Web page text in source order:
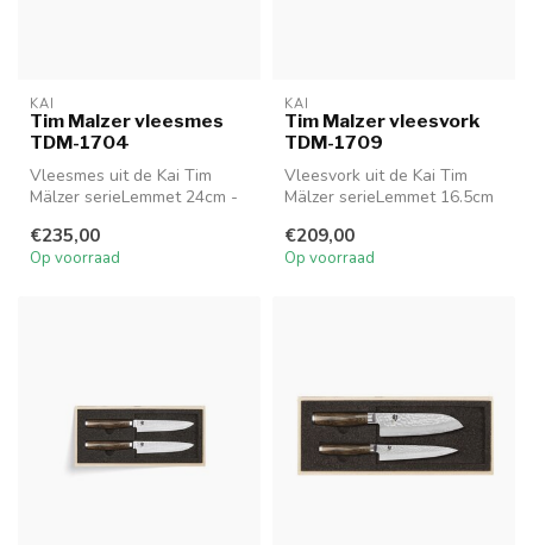
KAI
Tim Malzer vleesmes
TDM-1704
Vleesmes uit de Kai Tim
Mälzer serieLemmet 24cm -
TDM 1704
€235,00
Op voorraad
KAI
Tim Malzer vleesvork
TDM-1709
Vleesvork uit de Kai Tim
Mälzer serieLemmet 16.5cm
TDM 1709
€209,00
Op voorraad